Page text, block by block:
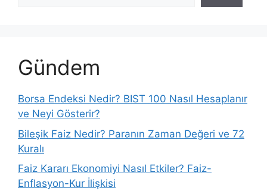
Gündem
Borsa Endeksi Nedir? BIST 100 Nasıl Hesaplanır
ve Neyi Gösterir?
Bileşik Faiz Nedir? Paranın Zaman Değeri ve 72
Kuralı
Faiz Kararı Ekonomiyi Nasıl Etkiler? Faiz-
Enflasyon-Kur İlişkisi